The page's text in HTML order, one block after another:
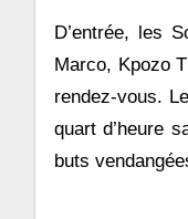
D’entrée, les
Marco, Kpozo
rendez-vous.
quart d’heure
buts